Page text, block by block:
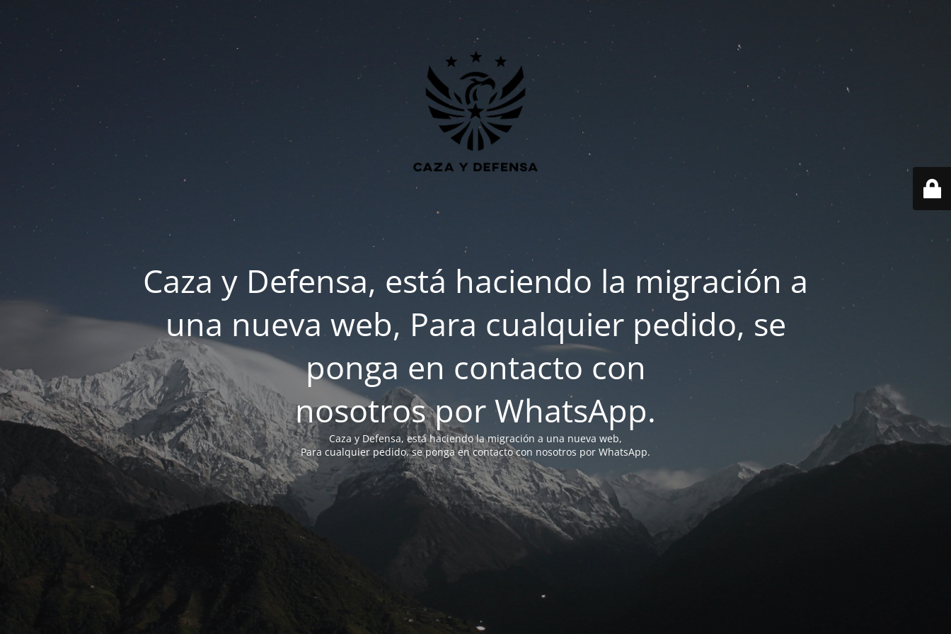
Caza y Defensa, está haciendo la migración a
una nueva web, Para cualquier pedido, se
ponga en contacto con
nosotros por WhatsApp.
Caza y Defensa, está haciendo la migración a una nueva web,
Para cualquier pedido, se ponga en contacto con nosotros por WhatsApp.